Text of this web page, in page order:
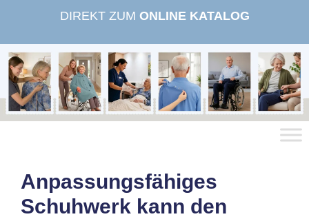
springen
DIREKT ZUM ONLINE KATALOG
Anpassungsfähiges
Schuhwerk kann den